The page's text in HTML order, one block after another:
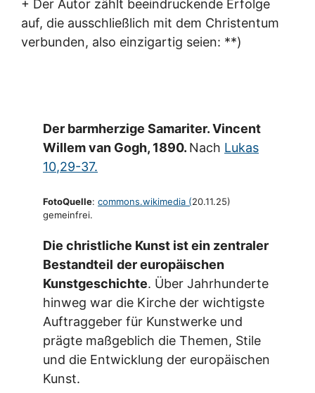
+ Der Autor zählt beeindruckende Erfolge
auf, die ausschließlich mit dem Christentum
verbunden, also einzigartig seien: **)
Der barmherzige Samariter. Vincent
Willem van Gogh, 1890. Nach Lukas
10,29-37.
FotoQuelle:commons.wikimedia (20.11.25)
gemeinfrei.
Die christliche Kunst ist ein zentraler
Bestandteil der europäischen
Kunstgeschichte. Über Jahrhunderte
hinweg war die Kirche der wichtigste
Auftraggeber für Kunstwerke und
prägte maßgeblich die Themen, Stile
und die Entwicklung der europäischen
Kunst.